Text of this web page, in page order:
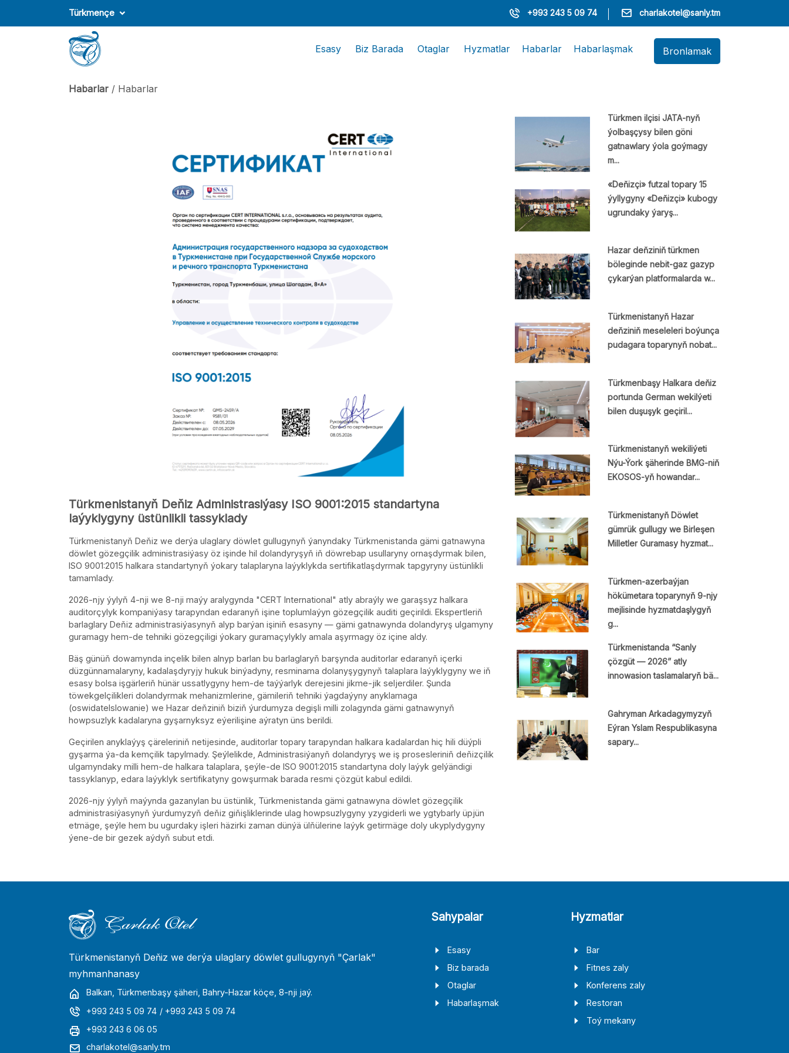
Türkmençe +993 243 5 09 74 charlakotel@sanly.tm
Esasy Biz Barada Otaglar Hyzmatlar Habarlar Habarlaşmak Bronlamak
Habarlar / Habarlar
Türkmenistanyň Deňiz Administrasiýasy ISO 9001:2015 standartyna
laýyklygyny üstünlikli tassyklady
Türkmenistanyň Deňiz we derýa ulaglary döwlet gullugynyň ýanyndaky Türkmenistanda gämi gatnawyna
döwlet gözegçilik administrasiýasy öz işinde hil dolandyryşyň iň döwrebap usullaryny ornaşdyrmak bilen,
ISO 9001:2015 halkara standartynyň ýokary talaplaryna laýyklykda sertifikatlaşdyrmak tapgyryny üstünlikli
tamamlady.
2026-njy ýylyň 4-nji we 8-nji maýy aralygynda "CERT International" atly abraýly we garaşsyz halkara
auditorçylyk kompaniýasy tarapyndan edaranyň işine toplumlaýyn gözegçilik auditi geçirildi. Ekspertleriň
barlaglary Deňiz administrasiýasynyň alyp barýan işiniň esasyny — gämi gatnawynda dolandyryş ulgamyny
guramagy hem-de tehniki gözegçiligi ýokary guramaçylykly amala aşyrmagy öz içine aldy.
Bäş günüň dowamynda inçelik bilen alnyp barlan bu barlaglaryň barşynda auditorlar edaranyň içerki
düzgünnamalaryny, kadalaşdyryjy hukuk binýadyny, resminama dolanyşygynyň talaplara laýyklygyny we iň
esasy bolsa işgärleriň hünär ussatlygyny hem-de taýýarlyk derejesini jikme-jik seljerdiler. Şunda
töwekgelçilikleri dolandyrmak mehanizmlerine, gämileriň tehniki ýagdaýyny anyklamaga
(oswidatelslowanie) we Hazar deňziniň biziň ýurdumyza degişli milli zolagynda gämi gatnawynyň
howpsuzlyk kadalaryna gyşarnyksyz eýerilişine aýratyn üns berildi.
Geçirilen anyklaýyş çäreleriniň netijesinde, auditorlar topary tarapyndan halkara kadalardan hiç hili düýpli
gyşarma ýa-da kemçilik tapylmady. Şeýlelikde, Administrasiýanyň dolandyryş we iş prosesleriniň deňizçilik
ulgamyndaky milli hem-de halkara talaplara, şeýle-de ISO 9001:2015 standartyna doly laýyk gelýändigi
tassyklanyp, edara laýyklyk sertifikatyny gowşurmak barada resmi çözgüt kabul edildi.
2026-njy ýylyň maýynda gazanylan bu üstünlik, Türkmenistanda gämi gatnawyna döwlet gözegçilik
administrasiýasynyň ýurdumyzyň deňiz giňişliklerinde ulag howpsuzlygyny yzygiderli we ygtybarly üpjün
etmäge, şeýle hem bu ugurdaky işleri häzirki zaman dünýä ülňülerine laýyk getirmäge doly ukyplydygyny
ýene-de bir gezek aýdyň subut etdi.
Türkmen ilçisi JATA-nyň
ýolbaşçysy bilen göni
gatnawlary ýola goýmagy
m...
«Deňizçi» futzal topary 15
ýyllygyny «Deňizçi» kubogy
ugrundaky ýaryş...
Hazar deňziniň türkmen
böleginde nebit-gaz gazyp
çykarýan platformalarda w...
Türkmenistanyň Hazar
deňziniň meseleleri boýunça
pudagara toparynyň nobat...
Türkmenbaşy Halkara deňiz
portunda German wekilýeti
bilen duşuşyk geçiril...
Türkmenistanyň wekiliýeti
Nýu-Ýork şäherinde BMG-niň
EKOSOS-yň howandar...
Türkmenistanyň Döwlet
gümrük gullugy we Birleşen
Milletler Guramasy hyzmat...
Türkmen-azerbaýjan
hökümetara toparynyň 9-njy
mejlisinde hyzmatdaşlygyň
g...
Türkmenistanda “Sanly
çözgüt — 2026” atly
innowasion taslamalaryň bä...
Gahryman Arkadagymyzyň
Eýran Yslam Respublikasyna
sapary...
Türkmenistanyň Deňiz we derýa ulaglary döwlet gullugynyň "Çarlak"
myhmanhanasy
Balkan, Türkmenbaşy şäheri, Bahry-Hazar köçe, 8-nji jaý.
+993 243 5 09 74 / +993 243 5 09 74
+993 243 6 06 05
charlakotel@sanly.tm
Sahypalar
Esasy
Biz barada
Otaglar
Habarlaşmak
Hyzmatlar
Bar
Fitnes zaly
Konferens zaly
Restoran
Toý mekany